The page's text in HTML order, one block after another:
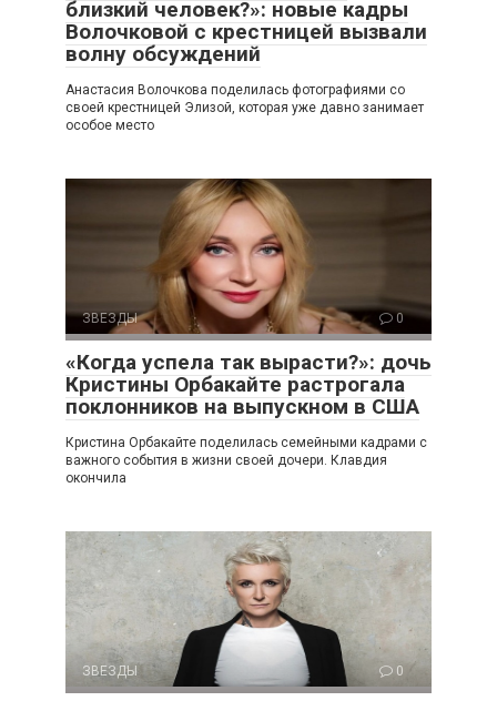
близкий человек?»: новые кадры
Волочковой с крестницей вызвали
волну обсуждений
Анастасия Волочкова поделилась фотографиями со
своей крестницей Элизой, которая уже давно занимает
особое место
ЗВЕЗДЫ 0
«Когда успела так вырасти?»: дочь
Кристины Орбакайте растрогала
поклонников на выпускном в США
Кристина Орбакайте поделилась семейными кадрами с
важного события в жизни своей дочери. Клавдия
окончила
ЗВЕЗДЫ 0